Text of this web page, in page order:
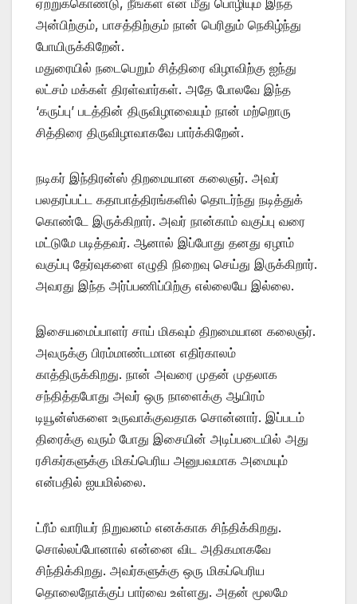
அன்பிற்கும், பாசத்திற்கும் நான் பெரிதும் நெகிழ்ந்து
போயிருக்கிறேன்.
மதுரையில் நடைபெறும் சித்திரை விழாவிற்கு ஐந்து
லட்சம் மக்கள் திரள்வார்கள். அதே போலவே இந்த
‘கருப்பு’ படத்தின் திருவிழாவையும் நான் மற்றொரு
சித்திரை திருவிழாவாகவே பார்க்கிறேன்.
நடிகர் இந்திரன்ஸ் திறமையான கலைஞர். அவர்
பலதரப்பட்ட கதாபாத்திரங்களில் தொடர்ந்து நடித்துக்
கொண்டே இருக்கிறார். அவர் நான்காம் வகுப்பு வரை
மட்டுமே படித்தவர். ஆனால் இப்போது தனது ஏழாம்
வகுப்பு தேர்வுகளை எழுதி நிறைவு செய்து இருக்கிறார்.
அவரது இந்த அர்ப்பணிப்பிற்கு எல்லையே இல்லை.‌
இசையமைப்பாளர் சாய் மிகவும் திறமையான கலைஞர்.
அவருக்கு பிரம்மாண்டமான எதிர்காலம்
காத்திருக்கிறது. நான் அவரை முதன் முதலாக
சந்தித்தபோது அவர் ஒரு நாளைக்கு ஆயிரம்
டியூன்ஸ்களை உருவாக்குவதாக சொன்னார். இப்படம்
திரைக்கு வரும் போது இசையின் அடிப்படையில் அது
ரசிகர்களுக்கு மிகப்பெரிய அனுபவமாக அமையும்
என்பதில் ஐயமில்லை.
ட்ரீம் வாரியர் நிறுவனம் எனக்காக சிந்திக்கிறது.
சொல்லப்போனால் என்னை விட அதிகமாகவே
சிந்திக்கிறது. அவர்களுக்கு ஒரு மிகப்பெரிய
தொலைநோக்குப் பார்வை உள்ளது. அதன் மூலமே